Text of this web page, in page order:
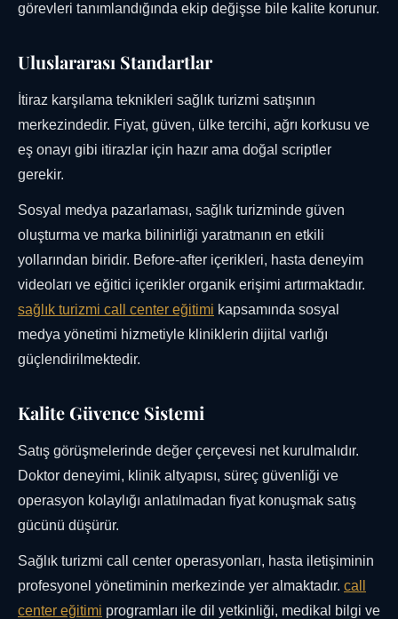
görevleri tanımlandığında ekip değişse bile kalite korunur.
Uluslararası Standartlar
İtiraz karşılama teknikleri sağlık turizmi satışının
merkezindedir. Fiyat, güven, ülke tercihi, ağrı korkusu ve
eş onayı gibi itirazlar için hazır ama doğal scriptler
gerekir.
Sosyal medya pazarlaması, sağlık turizminde güven
oluşturma ve marka bilinirliği yaratmanın en etkili
yollarından biridir. Before-after içerikleri, hasta deneyim
videoları ve eğitici içerikler organik erişimi artırmaktadır.
sağlık turizmi call center eğitimi kapsamında sosyal
medya yönetimi hizmetiyle kliniklerin dijital varlığı
güçlendirilmektedir.
Kalite Güvence Sistemi
Satış görüşmelerinde değer çerçevesi net kurulmalıdır.
Doktor deneyimi, klinik altyapısı, süreç güvenliği ve
operasyon kolaylığı anlatılmadan fiyat konuşmak satış
gücünü düşürür.
Sağlık turizmi call center operasyonları, hasta iletişiminin
profesyonel yönetiminin merkezinde yer almaktadır. call
center eğitimi programları ile dil yetkinliği, medikal bilgi ve